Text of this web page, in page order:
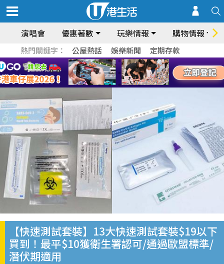
演唱會 優惠著數 玩樂情報 購物情報
熱門關鍵字： 公屋熱話 娛樂新聞 定期存款
【快速測試套裝】13大快速測試套裝$19以下
買到！最平$10獲衛生署認可/通過歐盟標準/
潛伏期適用